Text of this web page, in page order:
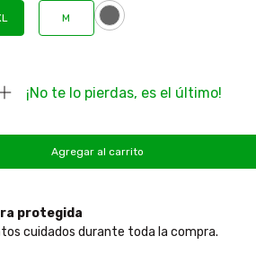
M
¡No te lo pierdas, es el último!
protegida
cuidados durante toda la compra.